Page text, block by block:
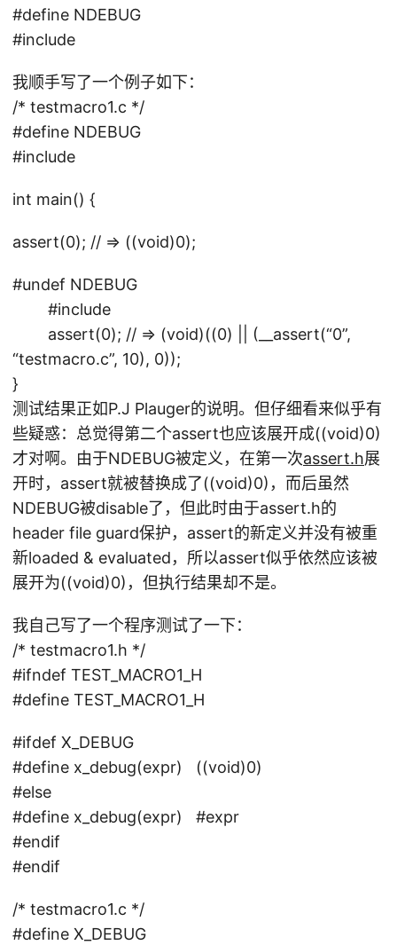
#define NDEBUG
#include
我顺手写了一个例子如下：
/* testmacro1.c */
#define NDEBUG
#include
int main() {
assert(0); // => ((void)0);
#undef NDEBUG
#include
assert(0); // => (void)((0) || (__assert(“0”,
“testmacro.c”, 10), 0));
}
测试结果正如P.J Plauger的说明。但仔细看来似乎有
些疑惑：总觉得第二个assert也应该展开成((void)0)
才对啊。由于NDEBUG被定义，在第一次assert.h展
开时，assert就被替换成了((void)0)，而后虽然
NDEBUG被disable了，但此时由于assert.h的
header file guard保护，assert的新定义并没有被重
新loaded & evaluated，所以assert似乎依然应该被
展开为((void)0)，但执行结果却不是。
我自己写了一个程序测试了一下：
/* testmacro1.h */
#ifndef TEST_MACRO1_H
#define TEST_MACRO1_H
#ifdef X_DEBUG
#define x_debug(expr) ((void)0)
#else
#define x_debug(expr) #expr
#endif
#endif
/* testmacro1.c */
#define X_DEBUG